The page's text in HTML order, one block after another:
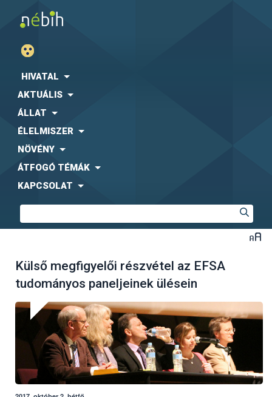
HIVATAL
AKTUÁLIS
ÁLLAT
ÉLELMISZER
NÖVÉNY
ÁTFOGÓ TÉMÁK
KAPCSOLAT
Külső megfigyelői részvétel az EFSA
tudományos paneljeinek ülésein